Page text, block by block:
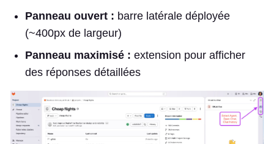
Panneau ouvert : barre latérale déployée
(~400px de largeur)
Panneau maximisé : extension pour afficher
des réponses détaillées